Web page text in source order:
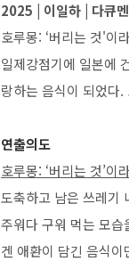
2025 | 이일하 | 다큐
호루몽: ‘버리는 것'이
일제강점기에 일본에
랑하는 음식이 되었다
연출의도
호루몽: ‘버리는 것’이
도축하고 남은 쓰레기
주워다 구워 먹는 모
겐 애환이 담긴 음식